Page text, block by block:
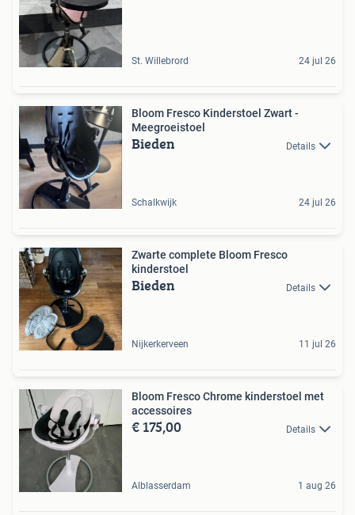
St. Willebrord 24 jul 26
Bloom Fresco Kinderstoel Zwart -
Meegroeistoel
Bieden Details
Schalkwijk 24 jul 26
Zwarte complete Bloom Fresco
kinderstoel
Bieden Details
Nijkerkerveen 11 jul 26
Bloom Fresco Chrome kinderstoel met
accessoires
€ 175,00 Details
Alblasserdam 1 aug 26